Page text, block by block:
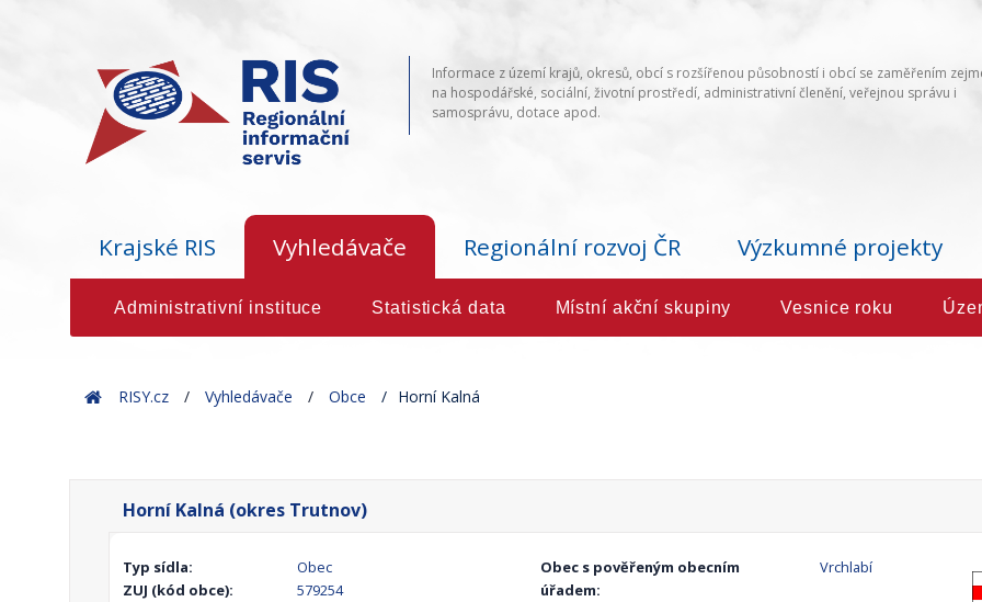
Informace z území krajů, okresů, obcí s rozšířenou působností i obcí se zaměřením
na hospodářské, sociální, životní prostředí, administrativní členění, veřejnou správu i
samosprávu, dotace apod.
Krajské RIS Vyhledávače Regionální rozvoj ČR Výzkumné projekty
Administrativní instituce Statistická data Místní akční skupiny Vesnice roku
HomeRISY.cz Vyhledávače Obce Horní Kalná
Horní Kalná (okres Trutnov)
Typ sídla:
Obec
ZUJ (kód obce):
579254
Obec s pověřeným obecním
úřadem:
Vrchlabí